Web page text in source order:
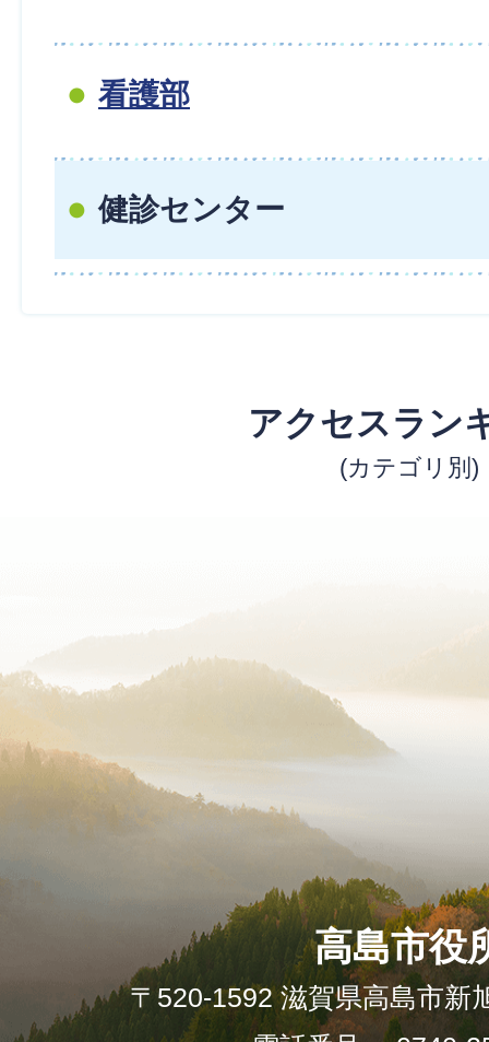
看護部
健診センター
アクセスラン
(カテゴリ別)
高島市役
〒520-1592 滋賀県高島市新